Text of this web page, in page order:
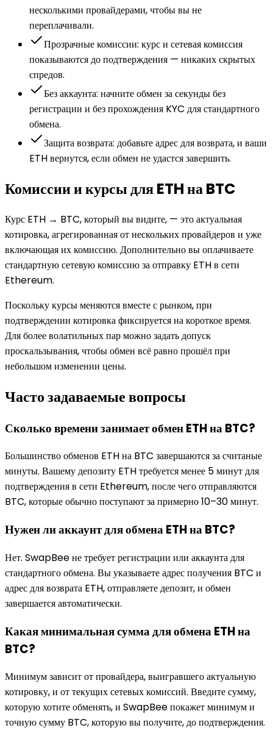
несколькими провайдерами, чтобы вы не
переплачивали.
Прозрачные комиссии: курс и сетевая комиссия
показываются до подтверждения — никаких скрытых
спредов.
Без аккаунта: начните обмен за секунды без
регистрации и без прохождения KYC для стандартного
обмена.
Защита возврата: добавьте адрес для возврата, и ваши
ETH вернутся, если обмен не удастся завершить.
Комиссии и курсы для ETH на BTC
Курс ETH → BTC, который вы видите, — это актуальная
котировка, агрегированная от нескольких провайдеров и уже
включающая их комиссию. Дополнительно вы оплачиваете
стандартную сетевую комиссию за отправку ETH в сети
Ethereum.
Поскольку курсы меняются вместе с рынком, при
подтверждении котировка фиксируется на короткое время.
Для более волатильных пар можно задать допуск
проскальзывания, чтобы обмен всё равно прошёл при
небольшом изменении цены.
Часто задаваемые вопросы
Сколько времени занимает обмен ETH на BTC?
Большинство обменов ETH на BTC завершаются за считаные
минуты. Вашему депозиту ETH требуется менее 5 минут для
подтверждения в сети Ethereum, после чего отправляются
BTC, которые обычно поступают за примерно 10–30 минут.
Нужен ли аккаунт для обмена ETH на BTC?
Нет. SwapBee не требует регистрации или аккаунта для
стандартного обмена. Вы указываете адрес получения BTC и
адрес для возврата ETH, отправляете депозит, и обмен
завершается автоматически.
Какая минимальная сумма для обмена ETH на
BTC?
Минимум зависит от провайдера, выигравшего актуальную
котировку, и от текущих сетевых комиссий. Введите сумму,
которую хотите обменять, и SwapBee покажет минимум и
точную сумму BTC, которую вы получите, до подтверждения.